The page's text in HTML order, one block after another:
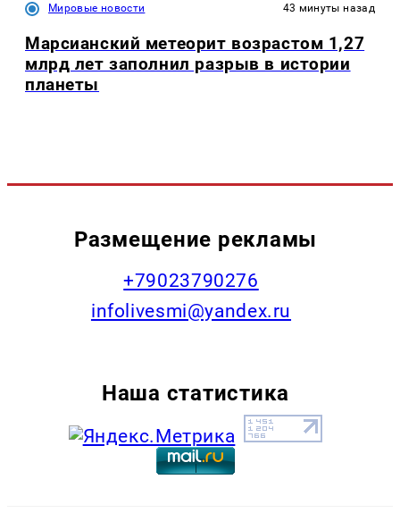
Мировые новости 43 минуты назад
Марсианский метеорит возрастом 1,27
млрд лет заполнил разрыв в истории
планеты
Размещение рекламы
+79023790276
infolivesmi@yandex.ru
Наша статистика